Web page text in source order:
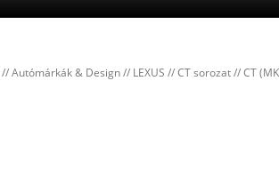
//Autómárkák & Design // LEXUS //CT sorozat//CT